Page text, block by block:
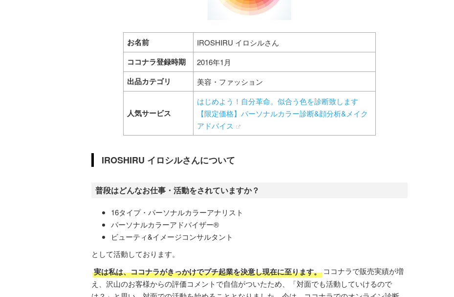
お名前 IROSHIRU イロシルさん
ココナラ登録時期 2016年1月
出品カテゴリ 美容・ファッション
人気サービス
はじめよう！自分革命。似合う色を診断致します
【限定価格】パーソナルカラー診断&顔分析&メイク
アドバイス
IROSHIRU イロシルさんについて
普段はどんなお仕事・活動をされていますか？
16タイプ・パーソナルカラーアナリスト
パーソナルカラーアドバイザー®︎
ビューティ&イメージコンサルタント
として活動しております。
実は私は、ココナラがきっかけでプチ起業を決意し現在に至ります。 ココナラで販売実績が増
え、沢山のお客様からの評価コメントで自信がついたため、「対面でも活動していけるので